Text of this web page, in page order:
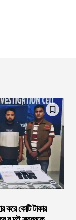
করে কোটি টাকার